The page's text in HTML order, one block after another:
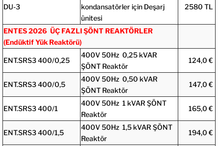
DU-3
kondansatörler için Deşarj
ünitesi
2580 TL
ENTES 2026 ÜÇ FAZLI ŞÖNT REAKTÖRLER
(Endüktif Yük Reaktörü)
ENT.SRS3 400/0,25
400V 50Hz 0,25 kVAR
ŞÖNT Reaktör
124,0 €
ENT.SRS3 400/0,5
400V 50Hz 0,50 kVAR
ŞÖNT Reaktör
147,0 €
ENT.SRS3 400/1
400V 50Hz 1 kVAR ŞÖNT
Reaktör
165,0 €
ENT.SRS3 400/1,5
400V 50Hz 1,5 kVAR ŞÖNT
Reaktör
194,0 €